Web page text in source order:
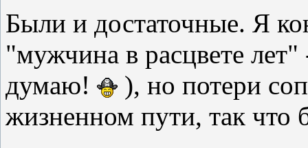
Были и достаточные. Я
"мужчина в расцвете
думаю!
), но потери
жизненном пути, так что